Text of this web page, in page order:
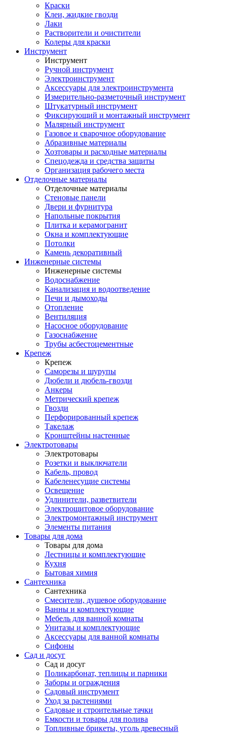
Краски
Клеи, жидкие гвозди
Лаки
Растворители и очистители
Колеры для краски
Инструмент
Инструмент
Ручной инструмент
Электроинструмент
Аксессуары для электроинструмента
Измерительно-разметочный инструмент
Штукатурный инструмент
Фиксирующий и монтажный инструмент
Малярный инструмент
Газовое и сварочное оборудование
Абразивные материалы
Хозтовары и расходные материалы
Спецодежда и средства защиты
Организация рабочего места
Отделочные материалы
Отделочные материалы
Стеновые панели
Двери и фурнитура
Напольные покрытия
Плитка и керамогранит
Окна и комплектующие
Потолки
Камень декоративный
Инженерные системы
Инженерные системы
Водоснабжение
Канализация и водоотведение
Печи и дымоходы
Отопление
Вентиляция
Насосное оборудование
Газоснабжение
Трубы асбестоцементные
Крепеж
Крепеж
Саморезы и шурупы
Дюбели и дюбель-гвозди
Анкеры
Метрический крепеж
Гвозди
Перфорированный крепеж
Такелаж
Кронштейны настенные
Электротовары
Электротовары
Розетки и выключатели
Кабель, провод
Кабеленесущие системы
Освещение
Удлинители, разветвители
Электрощитовое оборудование
Электромонтажный инструмент
Элементы питания
Товары для дома
Товары для дома
Лестницы и комплектующие
Кухня
Бытовая химия
Сантехника
Сантехника
Смесители, душевое оборудование
Ванны и комплектующие
Мебель для ванной комнаты
Унитазы и комплектующие
Аксессуары для ванной комнаты
Сифоны
Сад и досуг
Сад и досуг
Поликарбонат, теплицы и парники
Заборы и ограждения
Садовый инструмент
Уход за растениями
Садовые и строительные тачки
Емкости и товары для полива
Топливные брикеты, уголь древесный